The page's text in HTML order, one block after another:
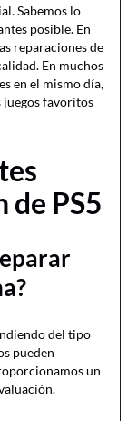
Sabemos lo
posible. En
reparaciones de
En muchos
en el mismo día,
juegos favoritos
de PS5
del tipo
pueden
un